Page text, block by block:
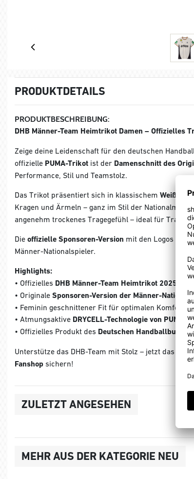
PRODUKTDETAILS
PRODUKTBESCHREIBUNG:
DHB Männer-Team Heimtrikot Damen – Offizielles
Zeige deine Leidenschaft für den deutschen
offizielle PUMA-Trikot ist der Damenschnitt des
Performance, Stil und Teamstolz.
Das Trikot präsentiert sich in klassischem Weiß mit
Kragen und Ärmeln – ganz im Stil der
angenehm trockenes Tragegefühl – ideal für
Die offizielle Sponsoren-Version mit den Logos von
Männer-Nationalspieler.
Highlights:
• Offizielles DHB Männer-Team Heimtrikot 2025 im
• Originale Sponsoren-Version der Männer-
• Feminin geschnittener Fit für optimalen Komfort
• Atmungsaktive DRYCELL-Technologie von PUMA
• Offizielles Produkt des Deutschen Handballbundes
Unterstütze das DHB-Team mit Stolz – jetzt das
Fanshop sichern!
ZULETZT ANGESEHEN
MEHR AUS DER KATEGORIE NEU